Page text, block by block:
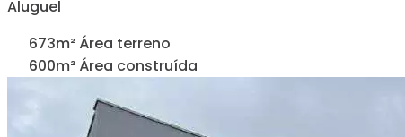
Aluguel
673m² Área terreno
600m² Área construída